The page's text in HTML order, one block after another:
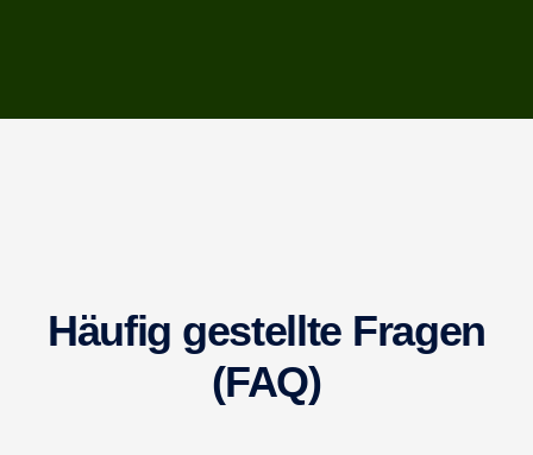
Häufig gestellte Fragen
(FAQ)